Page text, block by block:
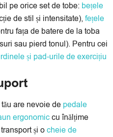
pe orice set de tobe: bețele
de stil și intensitate), fețele
fața de batere de la toba
sau pierd tonul). Pentru cei
și pad-urile de exercițiu
are nevoie de pedale
ergonomiccu înălțime
și ocheie de